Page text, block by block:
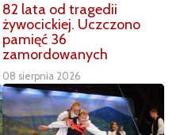
82 lata od tragedii
żywocickiej. Uczczono
pamięć 36
zamordowanych
08 sierpnia 2026